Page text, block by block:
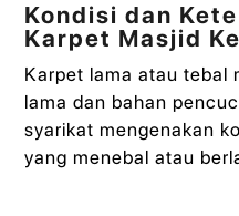
Kondisi dan
Karpet Masjid
Karpet lama atau tebal
lama dan bahan
syarikat mengenakan
yang menebal atau